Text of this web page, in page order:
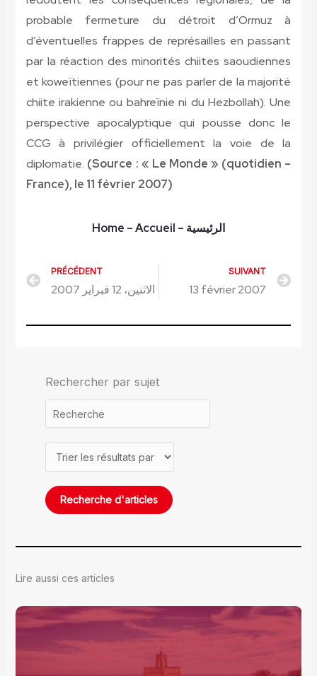
probable fermeture du détroit d’Ormuz à
d’éventuelles frappes de représailles en passant
par la réaction des minorités chiites saoudiennes
et koweïtiennes (pour ne pas parler de la majorité
chiite irakienne ou bahreïnie ni du Hezbollah). Une
perspective apocalyptique qui pousse donc le
CCG à privilégier officiellement la voie de la
diplomatie. (Source : « Le Monde » (quotidien –
France), le 11 février 2007)
Home – Accueil – الرئيسية
Précédent
PRÉCÉDENT
الاثنين، 12 فبراير 2007
SUIVANT
13 février 2007
Rechercher par sujet
Lire aussi ces articles